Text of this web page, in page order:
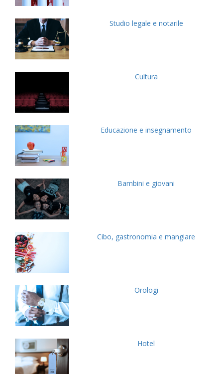
Studio legale e notarile
Cultura
Educazione e insegnamento
Bambini e giovani
Cibo, gastronomia e mangiare
Orologi
Hotel